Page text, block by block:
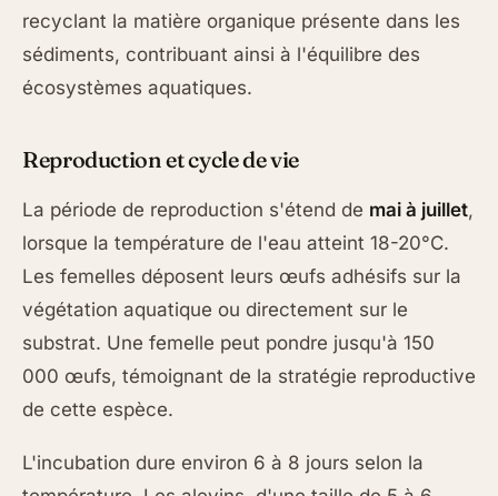
recyclant la matière organique présente dans les
sédiments, contribuant ainsi à l'équilibre des
écosystèmes aquatiques.
Reproduction et cycle de vie
La période de reproduction s'étend de mai à juillet,
lorsque la température de l'eau atteint 18-20°C.
Les femelles déposent leurs œufs adhésifs sur la
végétation aquatique ou directement sur le
substrat. Une femelle peut pondre jusqu'à 150
000 œufs, témoignant de la stratégie reproductive
de cette espèce.
L'incubation dure environ 6 à 8 jours selon la